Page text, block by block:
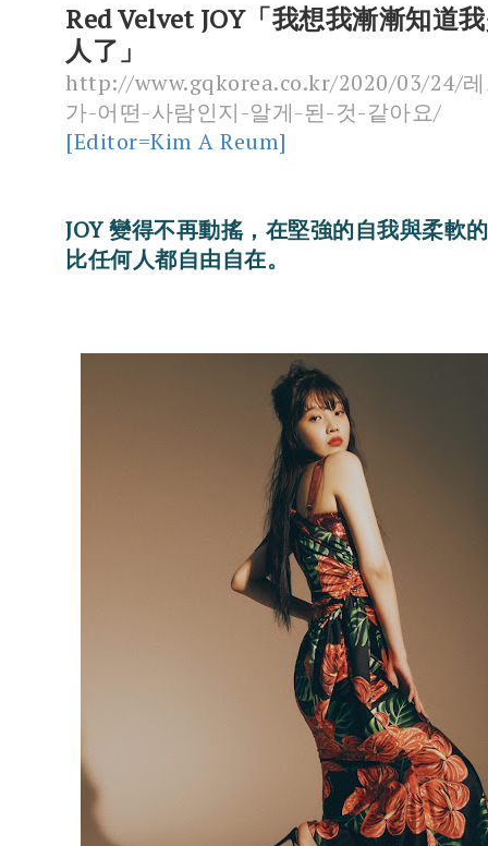
Red Velvet JOY「我想我漸漸知道
人了」
http://www.gqkorea.co.kr/2020/03/24/
가-어떤-사람인지-알게-된-것-같아요/
[Editor=Kim A Reum]
JOY 變得不再動搖，在堅強的自我與柔軟
比任何人都自由自在。